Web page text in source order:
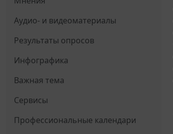
Аудио- и видеоматериалы
Результаты опросов
Инфографика
Важная тема
Сервисы
Профессиональные календари